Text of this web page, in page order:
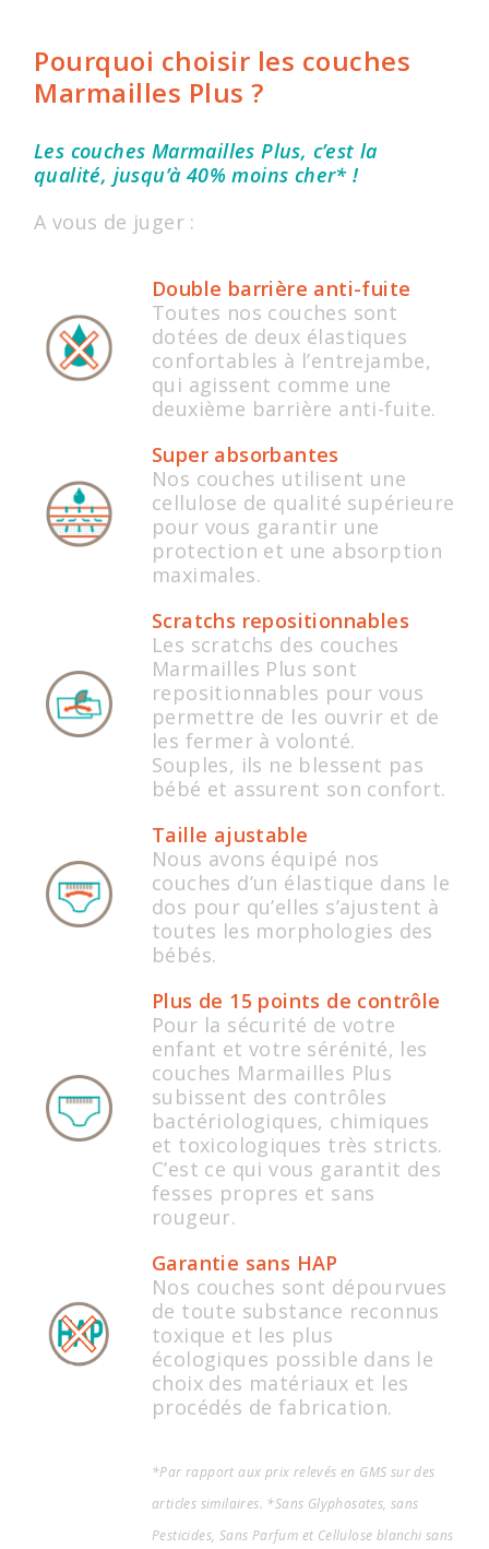
Pourquoi choisir les couches
Marmailles Plus ?
Les couches Marmailles Plus, c’est la
qualité, jusqu’à 40% moins cher* !
A vous de juger :
Double barrière anti-fuite
Toutes nos couches sont
dotées de deux élastiques
confortables à l’entrejambe,
qui agissent comme une
deuxième barrière anti-fuite.
Super absorbantes
Nos couches utilisent une
cellulose de qualité supérieure
pour vous garantir une
protection et une absorption
maximales.
Scratchs repositionnables
Les scratchs des couches
Marmailles Plus sont
repositionnables pour vous
permettre de les ouvrir et de
les fermer à volonté.
Souples, ils ne blessent pas
bébé et assurent son confort.
Taille ajustable
Nous avons équipé nos
couches d’un élastique dans le
dos pour qu’elles s’ajustent à
toutes les morphologies des
bébés.
Plus de 15 points de contrôle
Pour la sécurité de votre
enfant et votre sérénité, les
couches Marmailles Plus
subissent des contrôles
bactériologiques, chimiques
et toxicologiques très stricts.
C’est ce qui vous garantit des
fesses propres et sans
rougeur.
Garantie sans HAP
Nos couches sont dépourvues
de toute substance reconnus
toxique et les plus
écologiques possible dans le
choix des matériaux et les
procédés de fabrication.
*Par rapport aux prix relevés en GMS sur des
articles similaires. *Sans Glyphosates, sans
Pesticides, Sans Parfum et Cellulose blanchi sans